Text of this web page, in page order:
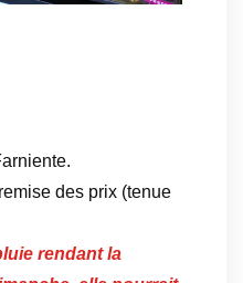
des prix (tenue
rendant la